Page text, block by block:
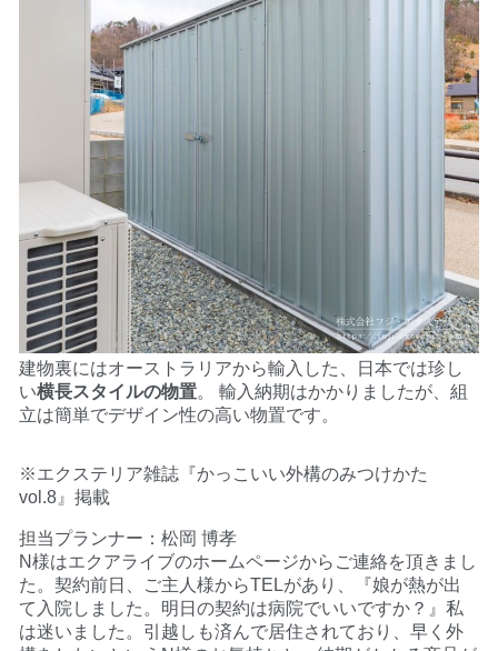
建物裏にはオーストラリアから輸入した、日本では珍し
い横長スタイルの物置。 輸入納期はかかりましたが、組
立は簡単でデザイン性の高い物置です。
※エクステリア雑誌『かっこいい外構のみつけかた
vol.8』掲載
担当プランナー：松岡 博孝
N様はエクアライブのホームページからご連絡を頂きまし
た。契約前日、ご主人様からTELがあり、『娘が熱が出
て入院しました。明日の契約は病院でいいですか？』私
は迷いました。引越しも済んで居住されており、早く外